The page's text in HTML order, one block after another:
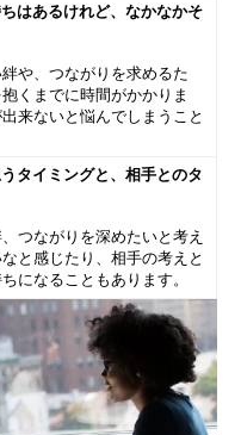
はあるけれど、なかなかそ
や、つながりを求めるた
くまでに時間がかかりま
来ないと悩んでしまうこと
タイミングと、相手とのタ
つながりを深めたいと考え
と感じたり、相手の考えと
になることもあります。